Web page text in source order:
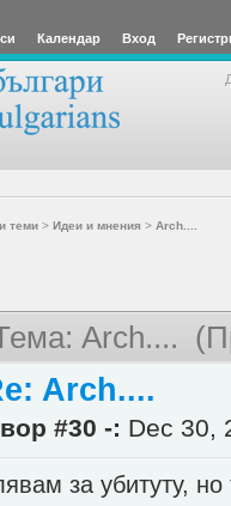
Календар Вход
теми> Идеи и мнения > Arch....
Arch....
Arch....
#30 -: Dec 30,
за убитуту,